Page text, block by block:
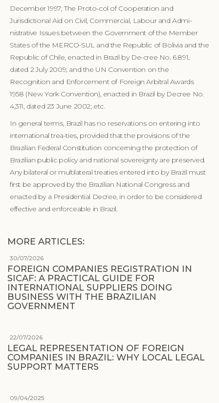
December 1997; The Proto-col of Cooperation and
Jurisdictional Aid on Civil, Commercial, Labour and Admi-
nistrative Issues between the Government of the Member
States of the MERCO-SUL and the Republic of Bolivia and the
Republic of Chile, enacted in Brazil by De-cree No. 6.891,
dated 2 July 2009; and the UN Convention on the
Recognition and Enforcement of Foreign Arbitral Awards
1958 (New York Convention), enacted in Brazil by Decree No.
4,311, dated 23 June 2002; etc.
In general terms, Brazil has no reservations on entering into
international trea-ties, provided that the provisions of the
Brazilian Federal Constitution concerning the protection of
Brazilian public policy and national sovereignty are preserved.
Any bilateral or multilateral treaties entered into by Brazil must
first be approved by the Brazilian National Congress and
enacted by a Presidential Decree, in order to be considered
effective and enforceable in Brazil.
MORE ARTICLES:
30/07/2026
FOREIGN COMPANIES REGISTRATION IN
SICAF: A PRACTICAL GUIDE FOR
INTERNATIONAL SUPPLIERS DOING
BUSINESS WITH THE BRAZILIAN
GOVERNMENT
22/07/2026
LEGAL REPRESENTATION OF FOREIGN
COMPANIES IN BRAZIL: WHY LOCAL LEGAL
SUPPORT MATTERS
09/04/2025